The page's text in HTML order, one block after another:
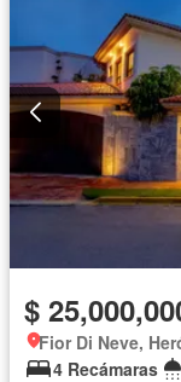
$
Fior Di Neve,
4 Recámaras